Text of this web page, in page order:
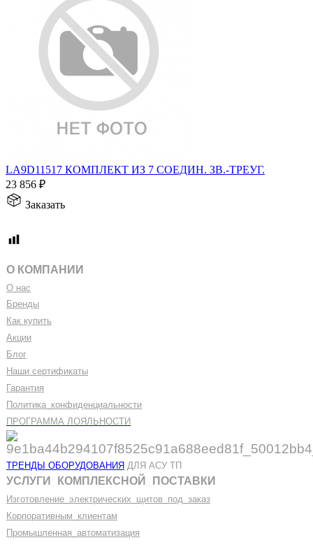
LA9D11517 КОМПЛЕКТ ИЗ 7 СОЕДИН. ЗВ.-ТРЕУГ.
23 856 ₽
Заказать
О КОМПАНИИ
О нас
Бренды
Как купить
Акции
Блог
Наши сертификаты
Гарантия
Политика конфиденциальности
ПРОГРАММА ЛОЯЛЬНОСТИ
ТРЕНДЫ ОБОРУДОВАНИЯ ДЛЯ АСУ ТП
УСЛУГИ КОМПЛЕКСНОЙ ПОСТАВКИ
Изготовление электрических щитов под заказ
Корпоративным клиентам
Промышленная автоматизация